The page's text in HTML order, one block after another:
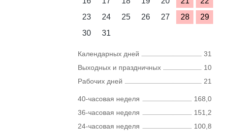
23
24 25 26 27 28
29
30
31
Календарных дней
31
Выходных и праздничных
10
Рабочих дней
21
40-часовая неделя
168,0
36-часовая неделя
151,2
24-часовая неделя
100,8